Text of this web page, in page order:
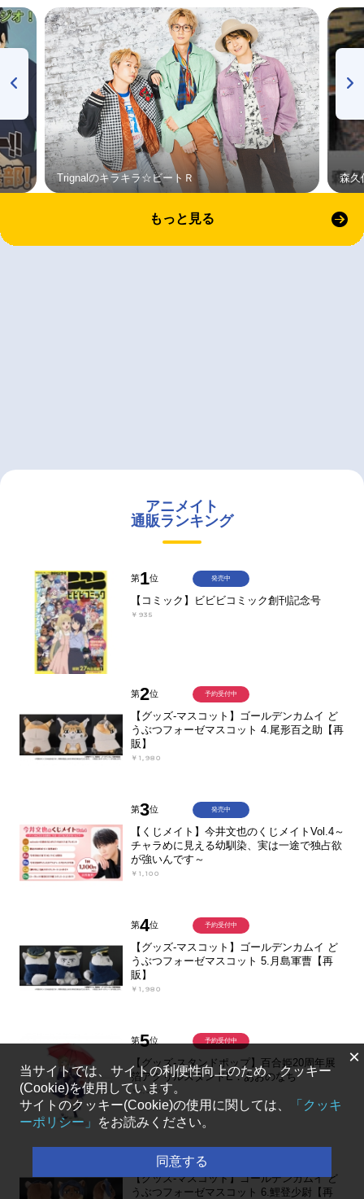
Trignalのキラキラ☆ビートＲ 森久
もっと見る
アニメイト
通販ランキング
第1位
【コミック】ビビビコミック創刊記念号
￥935
発売中
第2位
【グッズ-マスコット】ゴールデンカムイ ど
うぶつフォーゼマスコット 4.尾形百之助【再
販】
￥1,980
予約受付中
第3位
【くじメイト】今井文也のくじメイトVol.4～
チャラめに見える幼馴染、実は一途で独占欲
が強いんです～
￥1,100
発売中
第4位
【グッズ-マスコット】ゴールデンカムイ ど
うぶつフォーゼマスコット 5.月島軍曹【再
販】
￥1,980
予約受付中
第5位
【グッズ-スタンドポップ】百合姫20周年展
箔アクリルスタンドE：あおのなち
￥2,200
予約受付中
位
【グッズ-マスコット】ゴールデンカムイ ど
うぶつフォーゼマスコット 6.鯉登少尉【再
×
当サイトでは、サイトの利便性向上のため、クッキー
(Cookie)を使用しています。
サイトのクッキー(Cookie)の使用に関しては、
「クッキ
ーポリシー」
をお読みください。
同意する